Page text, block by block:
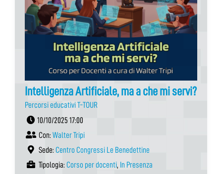
Intelligenza Artificiale, ma a che mi servi?
Percorsi educativi T-TOUR
10/10/2025 17:00
Con: Walter Tripi
Sede: Centro Congressi Le Benedettine
Tipologia: Corso per docenti, In Presenza